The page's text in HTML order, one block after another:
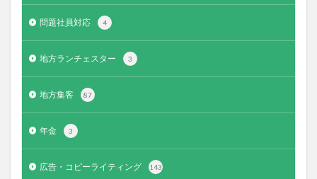
問題社員対応 4
地方ランチェスター 3
地方集客 87
年金 3
広告・コピーライティング 143